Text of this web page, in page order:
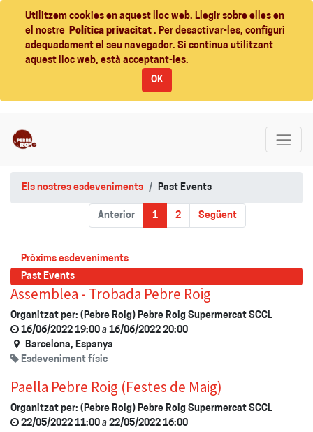
Utilitzem cookies en aquest lloc web. Llegir sobre elles en
el nostre Política privacitat . Per desactivar-les, configuri
adequadament el seu navegador. Si continua utilitzant
aquest lloc web, està acceptant-les.
OK
Els nostres esdeveniments Past Events
Anterior 1 2 Següent
Pròxims esdeveniments
Past Events
Assemblea - Trobada Pebre Roig
Organitzat per: (Pebre Roig) Pebre Roig Supermercat SCCL
16/06/2022 19:00 a 16/06/2022 20:00
Barcelona, Espanya
Esdeveniment físic
Paella Pebre Roig (Festes de Maig)
Organitzat per: (Pebre Roig) Pebre Roig Supermercat SCCL
22/05/2022 11:00 a 22/05/2022 16:00